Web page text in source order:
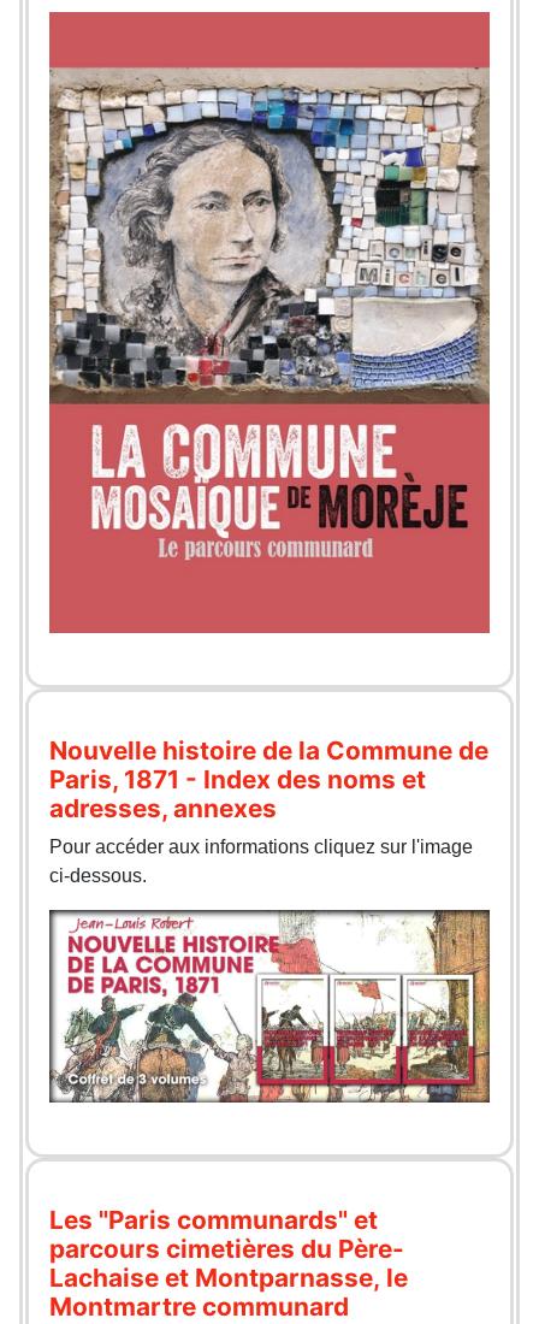
Nouvelle histoire de la Commune de
Paris, 1871 - Index des noms et
adresses, annexes
Pour accéder aux informations cliquez sur l'image
ci-dessous.
Les "Paris communards" et
parcours cimetières du Père-
Lachaise et Montparnasse, le
Montmartre communard